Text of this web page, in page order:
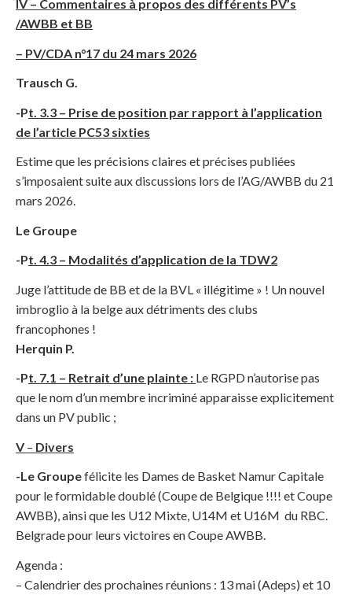
IV – Commentaires à propos des différents PV’s
/AWBB et BB
– PV/CDA n°17 du 24 mars 2026
Trausch G.
-Pt. 3.3 – Prise de position par rapport à l’application
de l’article PC53 sixties
Estime que les précisions claires et précises publiées
s’imposaient suite aux discussions lors de l’AG/AWBB du 21
mars 2026.
Le Groupe
-Pt. 4.3 – Modalités d’application de la TDW2
Juge l’attitude de BB et de la BVL « illégitime » ! Un nouvel
imbroglio à la belge aux détriments des clubs
francophones !
Herquin P.
-Pt. 7.1 – Retrait d’une plainte : Le RGPD n’autorise pas
que le nom d’un membre incriminé apparaisse explicitement
dans un PV public ;
V– Divers
-Le Groupefélicite les Dames de Basket Namur Capitale
pour le formidable doublé (Coupe de Belgique !!!! et Coupe
AWBB), ainsi que les U12 Mixte, U14M et U16M du RBC.
Belgrade pour leurs victoires en Coupe AWBB.
Agenda :
– Calendrier des prochaines réunions : 13 mai (Adeps) et 10